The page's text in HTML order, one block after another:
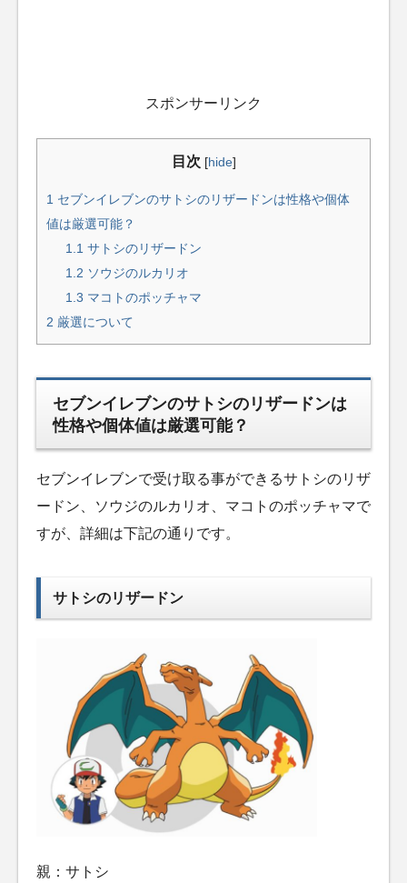
スポンサーリンク
目次 [hide]
1 セブンイレブンのサトシのリザードンは性格や個体
値は厳選可能？
1.1 サトシのリザードン
1.2 ソウジのルカリオ
1.3 マコトのポッチャマ
2 厳選について
セブンイレブンのサトシのリザードンは
性格や個体値は厳選可能？
セブンイレブンで受け取る事ができるサトシのリザ
ードン、ソウジのルカリオ、マコトのポッチャマで
すが、詳細は下記の通りです。
サトシのリザードン
親：サトシ